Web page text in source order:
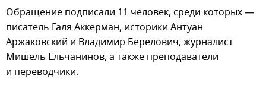
Обращение подписали 11 человек, среди которых —
писатель Галя Аккерман, историки Антуан
Аржаковский и Владимир Берелович, журналист
Мишель Ельчанинов, а также преподаватели
и переводчики.